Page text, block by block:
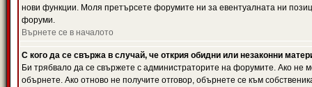
нови функции. Моля претърсете форумите ни за евентуалната ни
форуми.
Върнете се в началото
С кого да се свържа в случай, че открия обидни или незаконни
Би трябвало да се свържете с администраторите на форумите. Ако не
обърнете. Ако отново не получите отговор, обърнете се към